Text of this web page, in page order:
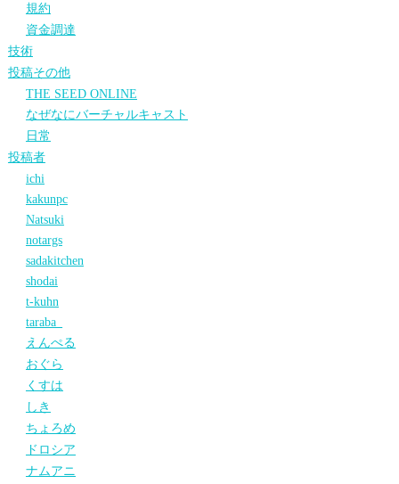
規約
資金調達
技術
投稿その他
THE SEED ONLINE
なぜなにバーチャルキャスト
日常
投稿者
ichi
kakunpc
Natsuki
notargs
sadakitchen
shodai
t-kuhn
taraba_
えんぺる
おぐら
くすは
しき
ちょろめ
ドロシア
ナムアニ